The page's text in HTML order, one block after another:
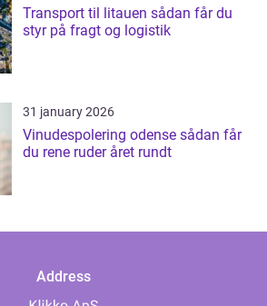
Transport til litauen sådan får du
styr på fragt og logistik
31 january 2026
Vinudespolering odense sådan får
du rene ruder året rundt
Address